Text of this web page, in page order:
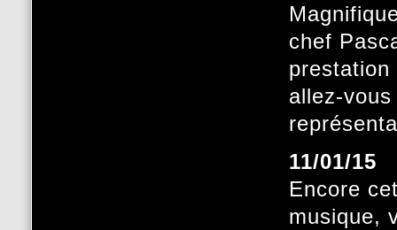
chef
allez-
11/01/15
Encore
musique,